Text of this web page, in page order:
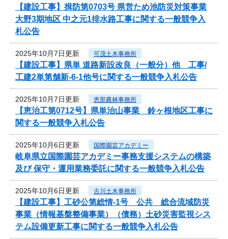
【建設工事】揖防第0703号 県営ため池防災対策事業
大野3期地区 中之元1排水路工事に関する一般競争入
札公告
2025年10月7日更新 可茂土木事務所
【建設工事】県単 道路新設改良（一般分）他 工事/
工建2単第舗新-6-1他号に関する一般競争入札公告
2025年10月7日更新 恵那農林事務所
【恵治工第0712号】県単治山事業 鈴ヶ根地区工事に
関する一般競争入札公告
2025年10月6日更新 国際園芸アカデミー
岐阜県立国際園芸アカデミー事務支援システムの構築
及び 保守・運用業務委託に関する一般競争入札公告
2025年10月6日更新 古川土木事務所
【建設工事】工砂公第総情-1号 公共 総合流域防災
事業（情報基盤整備事業）（債務）土砂災害監視シス
テム設備更新工事に関する一般競争入札公告